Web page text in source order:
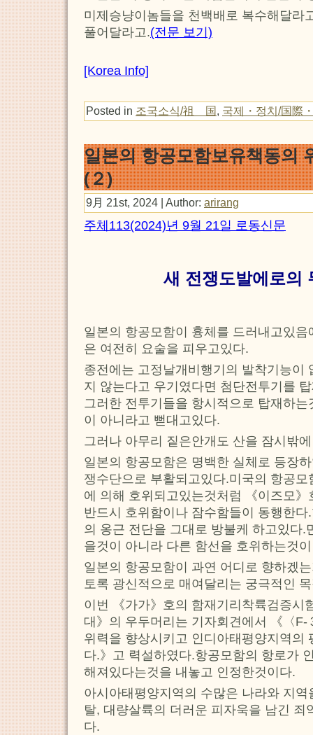
미제승냥이놈들을 천백배로 복수해달라
풀어달라고.(전문 보기)
[Korea Info]
Posted in 조국소식/祖 国 국제・정치/国際
일본의 항공모함보유책동의
(２)
9月 21st, 2024 | Author: arirang
주체113(2024)년 9월 21일 로동신문
새 전쟁도발에로의
일본의 항공모함이 흉체를 드러내고있
은 여전히 요술을 피우고있다.
종전에는 고정날개비행기의 발착기능이
지 않는다고 우기였다면 첨단전투기를
그러한 전투기들을 항시적으로 탑재하
이 아니라고 뻗대고있다.
그러나 아무리 짙은안개도 산을 잠시밖
일본의 항공모함은 명백한 실체로 등장
쟁수단으로 부활되고있다.미국의 항공
에 의해 호위되고있는것처럼 《이즈모
반드시 호위함이나 잠수함들이 동행한
의 옹근 전단을 그대로 방불케 하고있다.
을것이 아니라 다른 함선을 호위하는것
일본의 항공모함이 과연 어디로 향하겠
토록 광신적으로 매여달리는 궁극적인
이번 《가가》호의 함재기리착륙검증시
대》의 우두머리는 기자회견에서 《〈
위력을 향상시키고 인디아태평양지역의
다.》고 력설하였다.항공모함의 항로가
해져있다는것을 내놓고 인정한것이다.
아시아태평양지역의 수많은 나라와 지
탈, 대량살륙의 더러운 피자욱을 남긴 죄
다.